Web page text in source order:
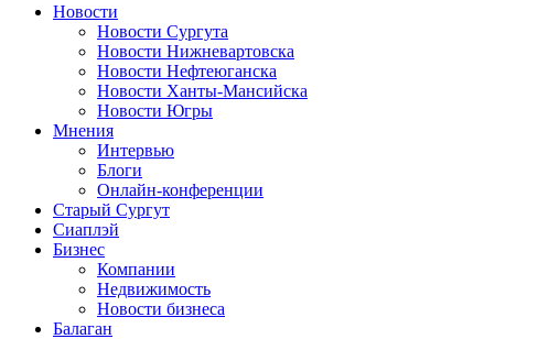
Новости
Новости Сургута
Новости Нижневартовска
Новости Нефтеюганска
Новости Ханты-Мансийска
Новости Югры
Мнения
Интервью
Блоги
Онлайн-конференции
Старый Сургут
Сиаплэй
Бизнес
Компании
Недвижимость
Новости бизнеса
Балаган